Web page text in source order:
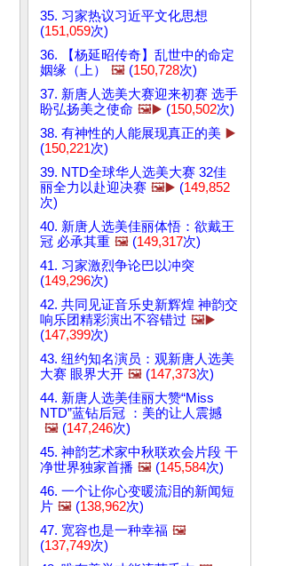
35. 习家热议习近平文化思想
(151,059次)
36. 【杨延昭传奇】乱世中的命定
姻缘（上）
🖼️ (150,728次)
37. 新唐人选美大赛迎来初赛 选手
盼弘扬美之使命 🖼️▶️ (150,502次)
38. 有神性的人能展现真正的美 ▶️
(150,221次)
39. NTD全球华人选美大赛 32佳
丽全力以赴迎决赛 🖼️▶️ (149,852
次)
40. 新唐人选美佳丽体悟：欲戴王
冠 必承其重 🖼️ (149,317次)
41. 习家激烈争论巴以冲突
(149,296次)
42. 共同见证音乐史新辉煌 神韵交
响乐团精彩演出不容错过 🖼️▶️
(147,399次)
43. 纽约知名演员：观新唐人选美
大赛 眼界大开 🖼️ (147,373次)
44. 新唐人选美佳丽大赞“Miss
NTD”蓝钻后冠 ：美的让人震撼
🖼️ (147,246次)
45. 神韵艺术家中秋联欢会片段 干
净世界独家首播 🖼️ (145,584次)
46. 一个让你心变暖流泪的新闻短
片 🖼️ (138,962次)
47. 宽容也是一种幸福 🖼️
(137,749次)